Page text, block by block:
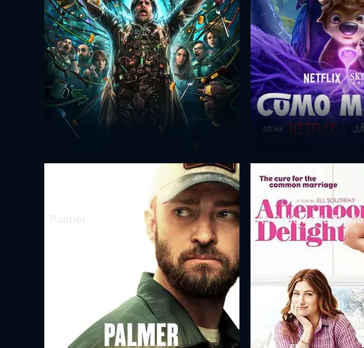
As Delícias da Tarde